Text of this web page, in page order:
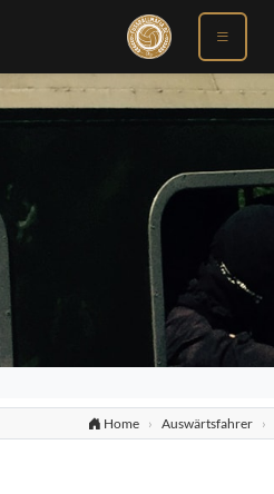
Home Auswärtsfahrer